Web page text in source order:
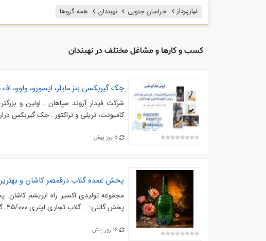
نیازپرداز خراسان جنوبی نهبندان همه گروها
کسب و کارها و مشاغل مختلف در نهبندان
جک گیربکسی بنز مایلر، ایسوزو، ولوو،
شرکت فیدار آروند سپاهان . اولین و
کامیونت، تریلی و تراکتور . جک گیربکس درار
5 روز پیش
پخش عمده گلاب درقمصر کاشان و
مجموعه تولیدی اکسیر راه ابریشم
پخش گالنی:. . گلاب تجاری لیتری ۴۵/000. گلاب ممتاز ۵۰/000. . گلاب اعلاء ۵۵/000. ...
16 روز پیش